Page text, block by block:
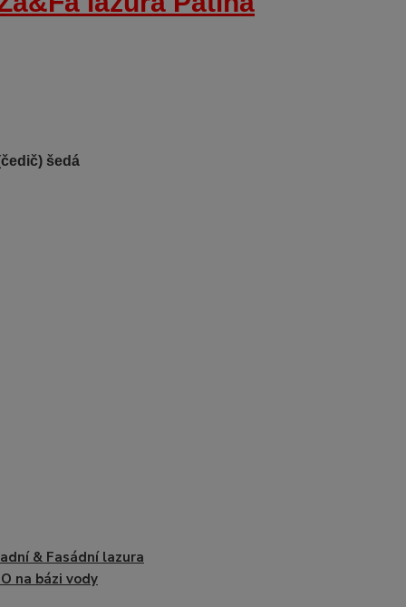
šedá
& Fasádní lazura
na bázi vody